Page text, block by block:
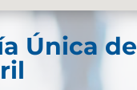
Única de